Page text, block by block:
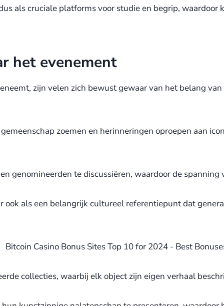
als cruciale platforms voor studie en begrip,
het evenement
zijn velen zich bewust gewaar van het belang
zoemen en herinneringen oproepen aan
genomineerden te discussiëren, waardoor de spanning
als een belangrijk cultureel referentiepunt dat
collecties, waarbij elk object zijn eigen verhaal